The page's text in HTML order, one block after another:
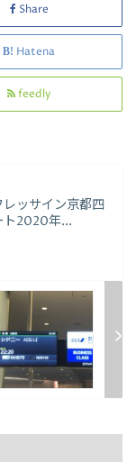
Share
Hatena
feedly
ッサイン京都四
2020年...